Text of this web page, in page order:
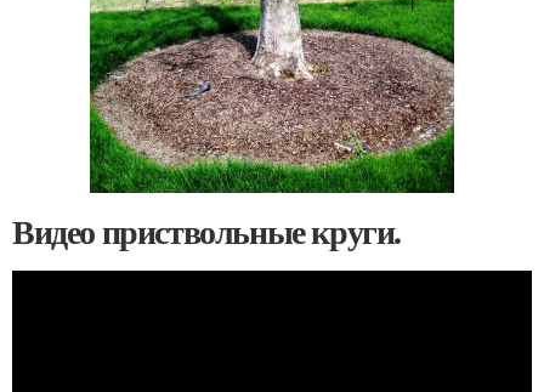
Видео приствольные круги.